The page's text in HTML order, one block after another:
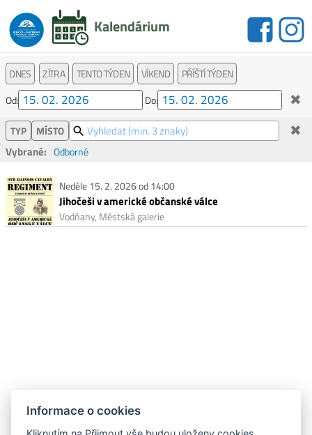
Kalendárium
DNES ZÍTRA TENTO TÝDEN VÍKEND
PŘÍŠTÍ TÝDEN
Od:
Do: ✖
TYP MÍSTO ✖
Vybrané: Odborné
Neděle 15. 2. 2026 od 14:00
Jihočeši v americké občanské válce
Vodňany, Městská galerie
Informace o cookies